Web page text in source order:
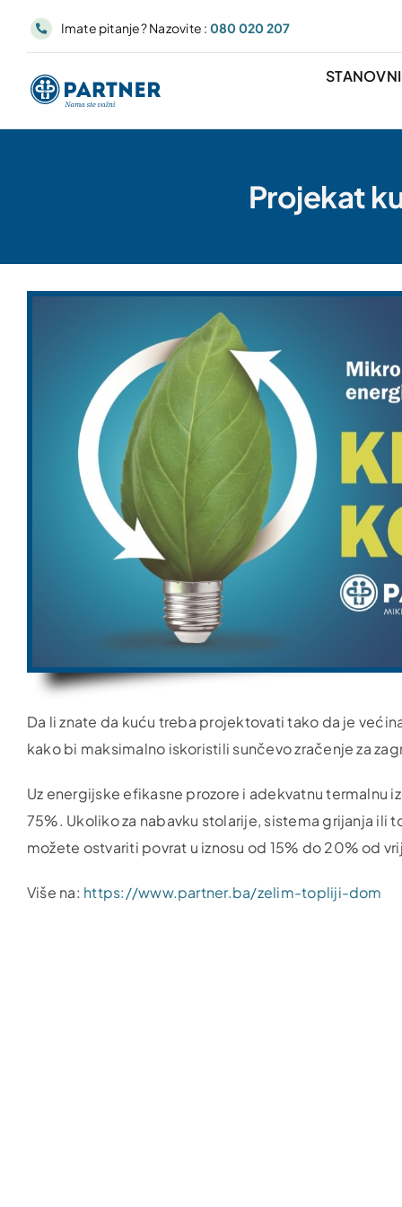
Imate pitanje? Nazovite : 080 020 207
Projekat
Da li znate da kuću treba projektovati tako da je
kako bi maksimalno iskoristili sunčevo zračenje za
Uz energijske efikasne prozore i adekvatnu termalnu
75%. Ukoliko za nabavku stolarije, sistema grijanja ili
možete ostvariti povrat u iznosu od 15% do 20% od
Više na: https://www.partner.ba/zelim-topliji-dom